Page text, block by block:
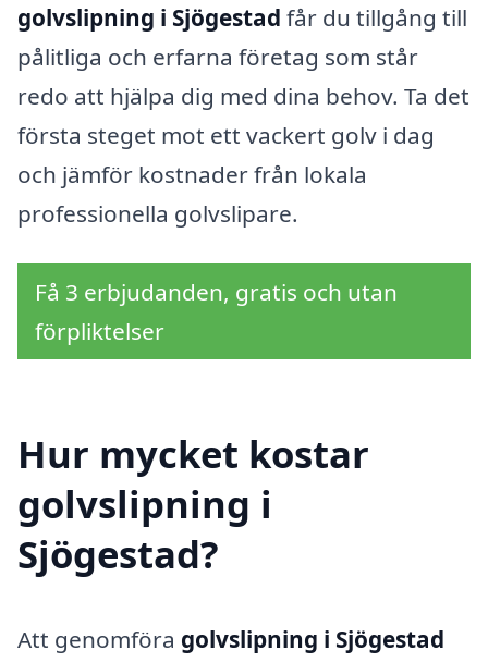
golvslipning i Sjögestad får du tillgång till
pålitliga och erfarna företag som står
redo att hjälpa dig med dina behov. Ta det
första steget mot ett vackert golv i dag
och jämför kostnader från lokala
professionella golvslipare.
Få 3 erbjudanden, gratis och utan
förpliktelser
Hur mycket kostar
golvslipning i
Sjögestad?
Att genomföra golvslipning i Sjögestad